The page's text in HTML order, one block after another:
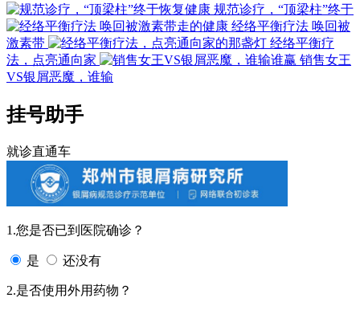
规范诊疗，“顶梁柱”终于
经络平衡疗法 唤回被
激素带
经络平衡疗
法，点亮通向家
销售女王
VS银屑恶魔，谁输
挂号助手
就诊直通车
1.您是否已到医院确诊？
是 还没有
2.是否使用外用药物？